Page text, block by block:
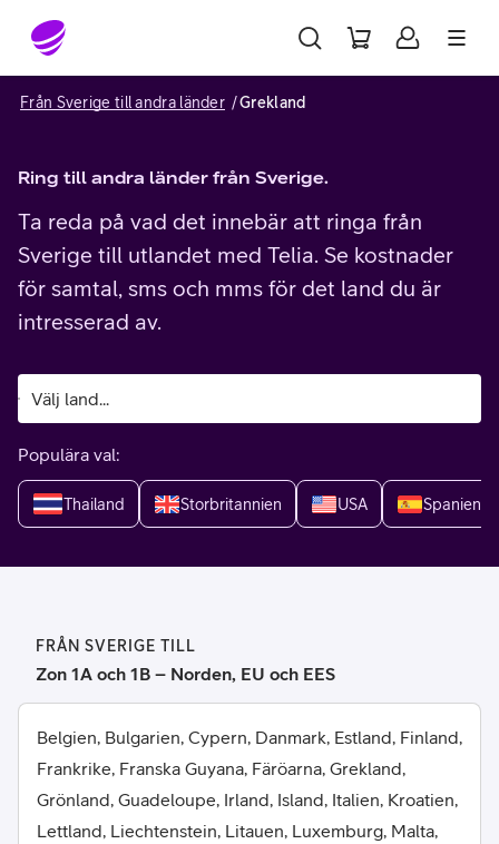
Gå till sidans innehåll
Från Sverige till andra länder Grekland
Ring till andra länder från Sverige.
Ta reda på vad det innebär att ringa från
Sverige till utlandet med Telia. Se kostnader
för samtal, sms och mms för det land du är
intresserad av.
Populära val:
Thailand Storbritannien USA Spanien
FRÅN SVERIGE TILL
Zon 1A och 1B – Norden, EU och EES
Belgien, Bulgarien, Cypern, Danmark, Estland, Finland,
Frankrike, Franska Guyana, Färöarna, Grekland,
Grönland, Guadeloupe, Irland, Island, Italien, Kroatien,
Lettland, Liechtenstein, Litauen, Luxemburg, Malta,